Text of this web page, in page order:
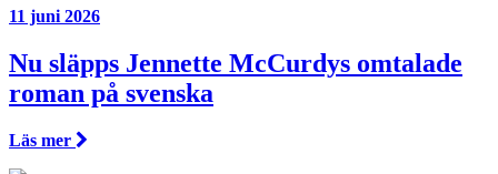
11 juni 2026
Nu släpps Jennette McCurdys omtalade
roman på svenska
Läs mer